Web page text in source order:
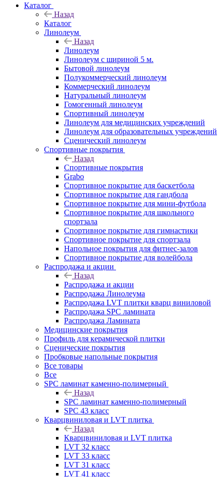
Каталог
Назад
Каталог
Линолеум
Назад
Линолеум
Линолеум с шириной 5 м.
Бытовой линолеум
Полукоммерческий линолеум
Коммерческий линолеум
Натуральный линолеум
Гомогенный линолеум
Спортивный линолеум
Линолеум для медицинских учреждений
Линолеум для образовательных учреждений
Сценический линолеум
Спортивные покрытия
Назад
Спортивные покрытия
Grabo
Спортивное покрытие для баскетбола
Спортивное покрытие для гандбола
Спортивное покрытие для мини-футбола
Спортивное покрытие для школьного
спортзала
Спортивное покрытие для гимнастики
Спортивное покрытие для спортзала
Напольное покрытия для фитнес-залов
Спортивное покрытие для волейбола
Распродажа и акции
Назад
Распродажа и акции
Распродажа Линолеума
Распродажа LVT плитки кварц виниловой
Распродажа SPC ламината
Распродажа Ламината
Медицинские покрытия
Профиль для керамической плитки
Сценические покрытия
Пробковые напольные покрытия
Все товары
Все
SPC ламинат каменно-полимерный
Назад
SPC ламинат каменно-полимерный
SPC 43 класс
Кварцвиниловая и LVT плитка
Назад
Кварцвиниловая и LVT плитка
LVT 32 класс
LVT 33 класс
LVT 31 класс
LVT 41 класс